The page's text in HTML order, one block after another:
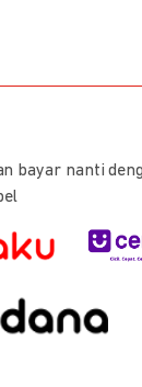
bayar nanti